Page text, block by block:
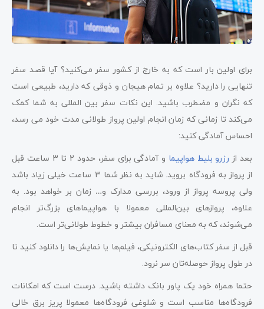
برای اولین بار است که به خارج از کشور سفر می‌کنید؟ آیا قصد سفر
تنهایی را دارید؟ علاوه بر تمام هیجان و ذوقی که دارید، طبیعی است
که نگران و مضطرب باشید. این نکات سفر بین المللی به شما کمک
می‌کند تا زمانی که زمان انجام اولین پرواز طولانی مدت خود می رسد،
احساس آمادگی کنید:
بعد از رزرو بلیط هواپیما
و آمادگی برای سفر، حدود 2 تا 3 ساعت قبل
از پرواز به فرودگاه بروید. شاید به نظر شما 3 ساعت خیلی زیاد باشد
ولی پروسه پرواز از ورود، بررسی مدارک و… زمان بر خواهد بود. به
علاوه، پروازهای بین‌المللی معمولا با هواپیماهای بزرگ‌تر انجام
می‌شوند، که به معنای مسافران بیشتر و خطوط طولانی‌تر است.
قبل از سفر کتاب‌های الکترونیکی، فیلم‌ها یا نمایش‌ها را دانلود کنید تا
در طول پرواز حوصله‌تان سر نرود.
حتما همراه خود یک پاور بانک داشته باشید. درست است که امکانات
فرودگاه‌ها مناسب است و شلوغی فرودگاه‌ها معمولا پریز برق خالی